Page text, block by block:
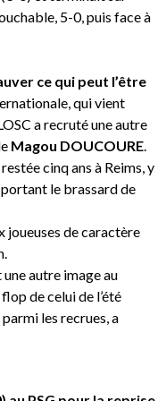
5-0, puis face à
ce qui peut l’être
qui vient
a recruté une autre
Magou DOUCOURE
cinq ans à Reims, y
le brassard de
joueuses de caractère
autre image au
de celui de l’été
les recrues, a